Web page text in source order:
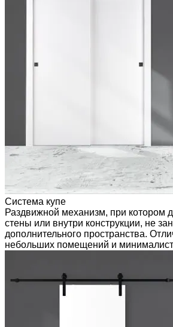
Система купе
Раздвижной механизм, при котором
стены или внутри конструкции, не
дополнительного пространства.
небольших помещений и